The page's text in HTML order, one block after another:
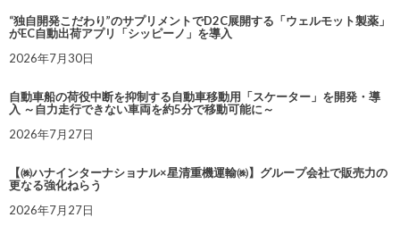
“独自開発こだわり”のサプリメントでD2C展開する「ウェルモット製薬」
がEC自動出荷アプリ「シッピーノ」を導入
2026年7月30日
自動車船の荷役中断を抑制する自動車移動用「スケーター」を開発・導
入 ～自力走行できない車両を約5分で移動可能に～
2026年7月27日
【㈱ハナインターナショナル×星清重機運輸㈱】グループ会社で販売力の
更なる強化ねらう
2026年7月27日